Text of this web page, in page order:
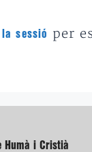
sessió per
Humà i Cristià